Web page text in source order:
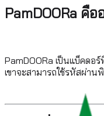
PamDOORa คื
PamDOORa เป็นแบ็คดอ
เขาจะสามารถใช้รหัสผ่า